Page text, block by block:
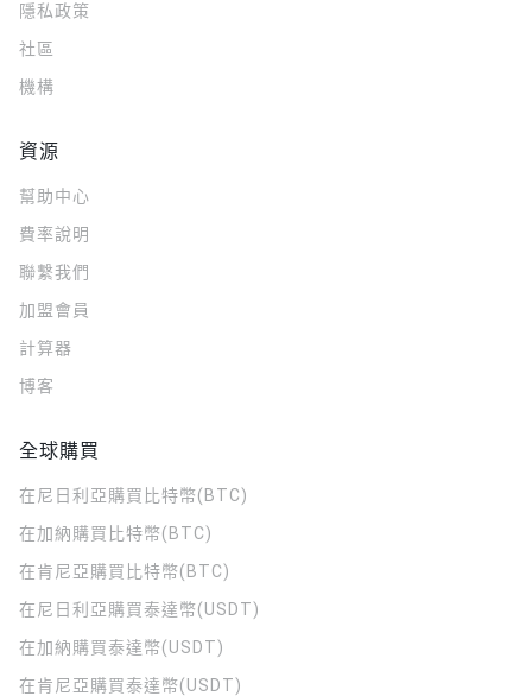
隱私政策
社區
機構
資源
幫助中心
費率說明
聯繫我們
加盟會員
計算器
博客
全球購買
在尼日利亞購買比特幣(BTC)
在加納購買比特幣(BTC)
在肯尼亞購買比特幣(BTC)
在尼日利亞購買泰達幣(USDT)
在加納購買泰達幣(USDT)
在肯尼亞購買泰達幣(USDT)